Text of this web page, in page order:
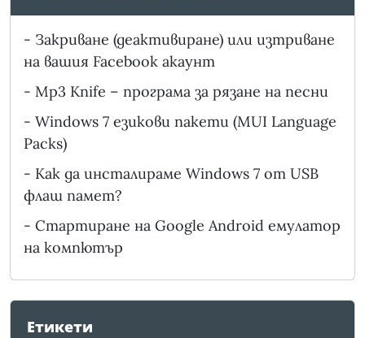
- Закриване (деактивиране) или изтриване
на вашия Facebook акаунт
- Mp3 Knife – програма за рязане на песни
- Windows 7 езикови пакети (MUI Language
Packs)
- Как да инсталираме Windows 7 от USB
флаш памет?
- Стартиране на Google Android емулатор
на компютър
Етикети